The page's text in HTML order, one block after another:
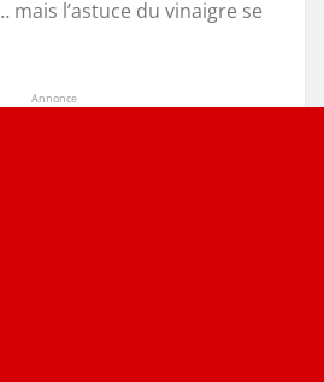
l’astuce du vinaigre se
Annonce